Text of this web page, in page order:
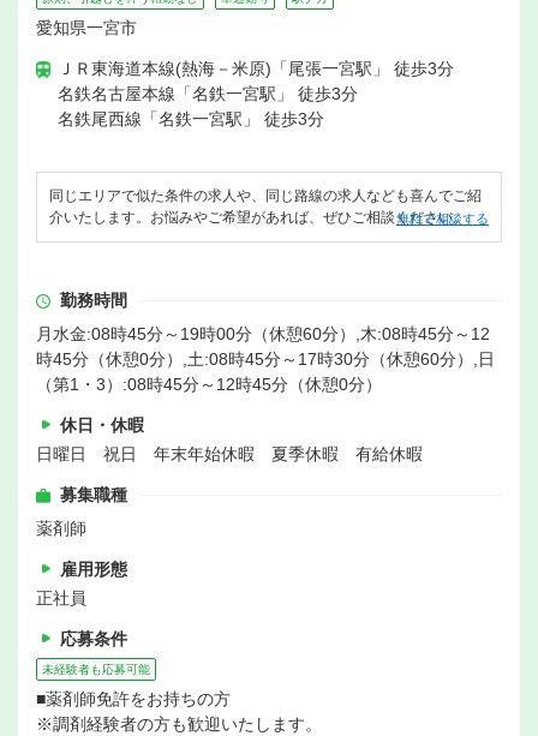
愛知県一宮市
ＪＲ東海道本線(熱海－米原)「尾張一宮駅」 徒歩3分
名鉄名古屋本線「名鉄一宮駅」 徒歩3分
名鉄尾西線「名鉄一宮駅」 徒歩3分
同じエリアで似た条件の求人や、同じ路線の求人なども喜んでご紹
介いたします。お悩みやご希望があれば、ぜひご相談ください。
無料で相談する
勤務時間
月水金:08時45分～19時00分（休憩60分）,木:08時45分～12
時45分（休憩0分）,土:08時45分～17時30分（休憩60分）,日
（第1・3）:08時45分～12時45分（休憩0分）
休日・休暇
日曜日 祝日 年末年始休暇 夏季休暇 有給休暇
募集職種
薬剤師
雇用形態
正社員
応募条件
未経験者も応募可能
■薬剤師免許をお持ちの方
※調剤経験者の方も歓迎いたします。